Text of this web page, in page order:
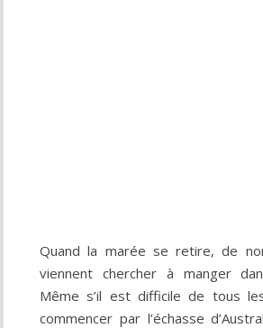
Quand la marée se retire, de
viennent chercher à manger
Même s’il est difficile de tous
commencer par l’échasse